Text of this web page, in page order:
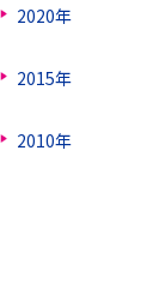
2020年
2015年
2010年